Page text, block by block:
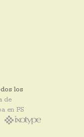
los
de
en FS